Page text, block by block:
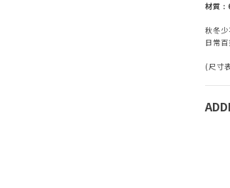
材質 :
秋冬
日常
(尺寸